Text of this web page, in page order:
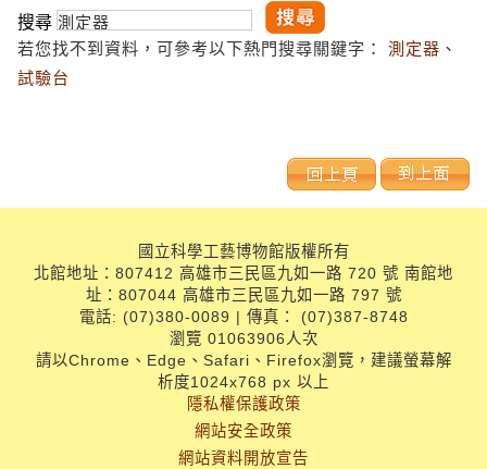
搜尋
若您找不到資料，可參考以下熱門搜尋關鍵字： 測定器 、
試驗台
國立科學工藝博物館版權所有
北館地址：807412 高雄市三民區九如一路 720 號 南館地
址：807044 高雄市三民區九如一路 797 號
電話: (07)380-0089 | 傳真： (07)387-8748
瀏覽 01063906人次
請以Chrome、Edge、Safari、Firefox瀏覽，建議螢幕解
析度1024x768 px 以上
隱私權保護政策
網站安全政策
網站資料開放宣告